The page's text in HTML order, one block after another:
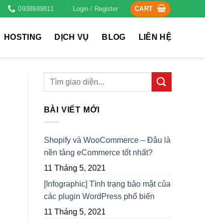
0938989811 Login / Register CART
HOSTING DỊCH VỤ BLOG LIÊN HỆ
BÀI VIẾT MỚI
Shopify và WooCommerce – Đâu là
nền tảng eCommerce tốt nhất?
11 Tháng 5, 2021
[Infographic] Tình trạng bảo mật của
các plugin WordPress phổ biến
11 Tháng 5, 2021